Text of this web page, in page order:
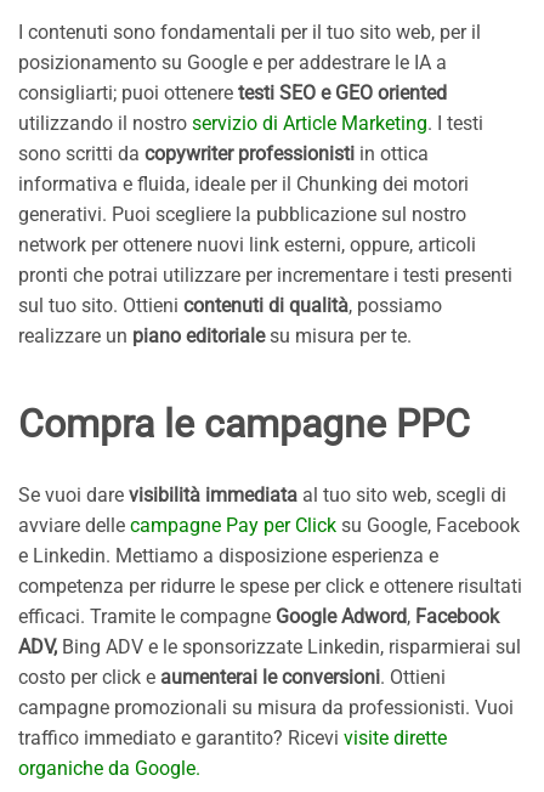
I contenuti sono fondamentali per il tuo sito web, per il
posizionamento su Google e per addestrare le IA a
consigliarti; puoi ottenere testi SEO e GEO oriented
utilizzando il nostro servizio di Article Marketing. I testi
sono scritti da copywriter professionisti in ottica
informativa e fluida, ideale per il Chunking dei motori
generativi. Puoi scegliere la pubblicazione sul nostro
network per ottenere nuovi link esterni, oppure, articoli
pronti che potrai utilizzare per incrementare i testi presenti
sul tuo sito. Ottieni contenuti di qualità, possiamo
realizzare un piano editorialesu misura per te.
Compra le campagne PPC
Se vuoi dare visibilità immediata al tuo sito web, scegli di
avviare delle campagne Pay per Click su Google, Facebook
e Linkedin. Mettiamo a disposizione esperienza e
competenza per ridurre le spese per click e ottenere risultati
efficaci. Tramite le compagne Google Adword, Facebook
ADV, Bing ADV e le sponsorizzate Linkedin, risparmierai sul
costo per click e aumenterai le conversioni. Ottieni
campagne promozionali su misura da professionisti. Vuoi
traffico immediato e garantito? Ricevi visite dirette
organiche da Google.